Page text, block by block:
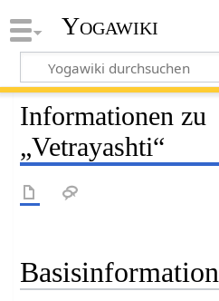
Yogawiki
Informationen zu
„Vetrayashti“